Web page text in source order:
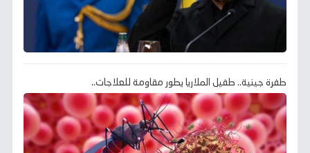
طفرة جينية.. طفيل الملاريا يطور مقاومة للعلاجات..